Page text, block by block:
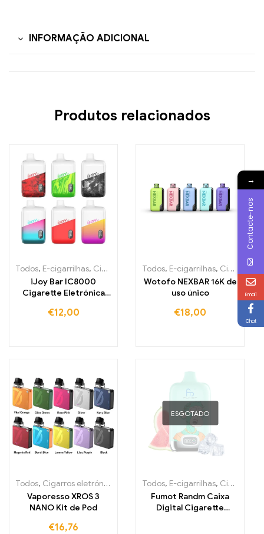
INFORMAÇÃO ADICIONAL
Produtos relacionados
Todos, E-cigarrilhas, Cigarros eletrónicos descartáveis Irlanda ,
iJoy Bar IC8000
Cigarette Eletrónica
tragos
€12,00
Todos, E-cigarrilhas, Cigarros eletrónicos descartáveis Irlanda
Wotofo NEXBAR 16K de
uso único
€18,00
Todos, Cigarros eletrónicos descartáveis Irlanda ,Cigarros
Vaporesso XROS 3
NANO Kit de Pod
€16,76
ESGOTADO
Todos, E-cigarrilhas, Cigarros eletrónicos descartáveis Irlanda
Fumot Randm Caixa
Digital Cigarette
→
Contacte-nos
Email
Chat